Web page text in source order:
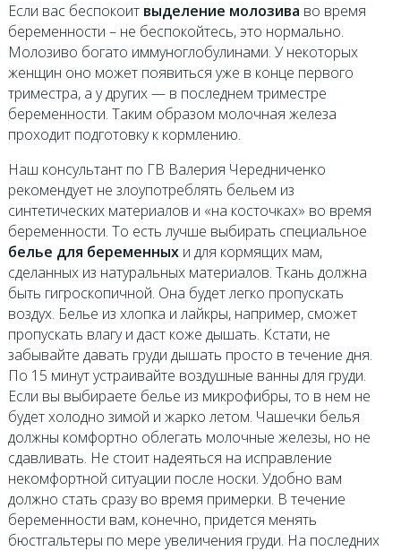
Если вас беспокоит выделение молозива во время
беременности – не беспокойтесь, это нормально.
Молозиво богато иммуноглобулинами. У некоторых
женщин оно может появиться уже в конце первого
триместра, а у других — в последнем триместре
беременности. Таким образом молочная железа
проходит подготовку к кормлению.
Наш консультант по ГВ Валерия Чередниченко
рекомендует не злоупотреблять бельем из
синтетических материалов и «на косточках» во время
беременности. То есть лучше выбирать специальное
белье для беременныхи для кормящих мам,
сделанных из натуральных материалов. Ткань должна
быть гигроскопичной. Она будет легко пропускать
воздух. Белье из хлопка и лайкры, например, сможет
пропускать влагу и даст коже дышать. Кстати, не
забывайте давать груди дышать просто в течение дня.
По 15 минут устраивайте воздушные ванны для груди.
Если вы выбираете белье из микрофибры, то в нем не
будет холодно зимой и жарко летом. Чашечки белья
должны комфортно облегать молочные железы, но не
сдавливать. Не стоит надеяться на исправление
некомфортной ситуации после носки. Удобно вам
должно стать сразу во время примерки. В течение
беременности вам, конечно, придется менять
бюстгальтеры по мере увеличения груди. На последних